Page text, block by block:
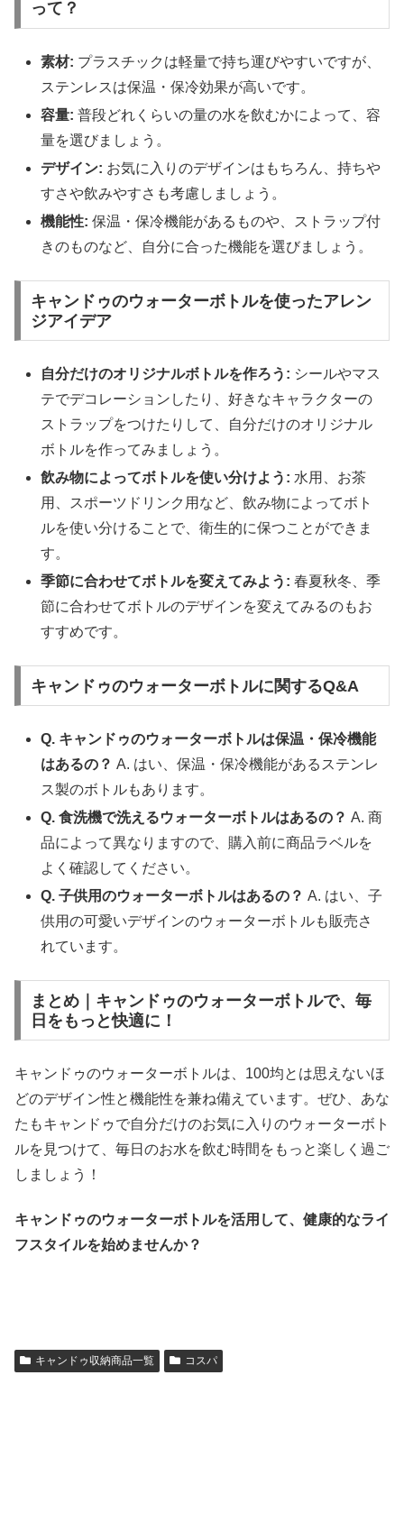
って？
素材: プラスチックは軽量で持ち運びやすいですが、
ステンレスは保温・保冷効果が高いです。
容量: 普段どれくらいの量の水を飲むかによって、容
量を選びましょう。
デザイン: お気に入りのデザインはもちろん、持ちや
すさや飲みやすさも考慮しましょう。
機能性: 保温・保冷機能があるものや、ストラップ付
きのものなど、自分に合った機能を選びましょう。
キャンドゥのウォーターボトルを使ったアレン
ジアイデア
自分だけのオリジナルボトルを作ろう: シールやマス
テでデコレーションしたり、好きなキャラクターの
ストラップをつけたりして、自分だけのオリジナル
ボトルを作ってみましょう。
飲み物によってボトルを使い分けよう: 水用、お茶
用、スポーツドリンク用など、飲み物によってボト
ルを使い分けることで、衛生的に保つことができま
す。
季節に合わせてボトルを変えてみよう: 春夏秋冬、季
節に合わせてボトルのデザインを変えてみるのもお
すすめです。
キャンドゥのウォーターボトルに関するQ&A
Q. キャンドゥのウォーターボトルは保温・保冷機能
はあるの？ A. はい、保温・保冷機能があるステンレ
ス製のボトルもあります。
Q. 食洗機で洗えるウォーターボトルはあるの？ A. 商
品によって異なりますので、購入前に商品ラベルを
よく確認してください。
Q. 子供用のウォーターボトルはあるの？ A. はい、子
供用の可愛いデザインのウォーターボトルも販売さ
れています。
まとめ｜キャンドゥのウォーターボトルで、毎
日をもっと快適に！
キャンドゥのウォーターボトルは、100均とは思えないほ
どのデザイン性と機能性を兼ね備えています。ぜひ、あな
たもキャンドゥで自分だけのお気に入りのウォーターボト
ルを見つけて、毎日のお水を飲む時間をもっと楽しく過ご
しましょう！
キャンドゥのウォーターボトルを活用して、健康的なライ
フスタイルを始めませんか？
キャンドゥ収納商品一覧 コスパ